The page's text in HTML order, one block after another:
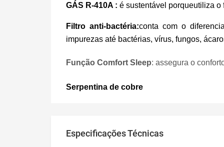
GÁS R-410A : é sustentável porqueutiliza o
Filtro anti-bactéria:conta com o
impurezas até bactérias, vírus, fungos,
Função Comfort Sleep: assegura o
Serpentina de cobre
Especificações Técnicas